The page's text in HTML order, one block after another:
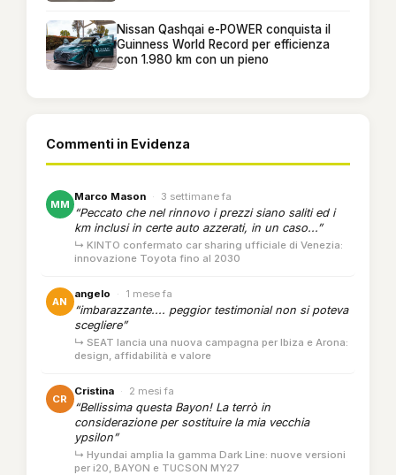
Nissan Qashqai e-POWER conquista il
Guinness World Record per efficienza
con 1.980 km con un pieno
Commenti in Evidenza
MM
Marco Mason · 3 settimane fa
“Peccato che nel rinnovo i prezzi siano saliti ed i
km inclusi in certe auto azzerati, in un caso...”
↳ KINTO confermato car sharing ufficiale di Venezia:
innovazione Toyota fino al 2030
AN
angelo · 1 mese fa
“imbarazzante.... peggior testimonial non si poteva
scegliere”
↳ SEAT lancia una nuova campagna per Ibiza e Arona:
design, affidabilità e valore
CR
Cristina · 2 mesi fa
“Bellissima questa Bayon! La terrò in
considerazione per sostituire la mia vecchia
ypsilon”
↳ Hyundai amplia la gamma Dark Line: nuove versioni
per i20, BAYON e TUCSON MY27